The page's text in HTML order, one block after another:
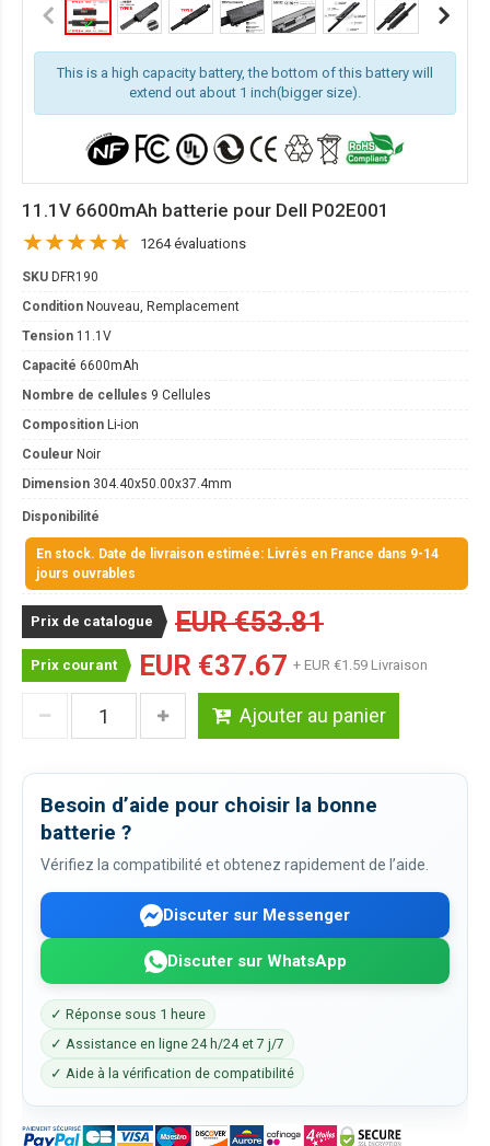
This is a high capacity battery, the bottom of this battery will
extend out about 1 inch(bigger size).
11.1V 6600mAh batterie pour Dell P02E001
1264 évaluations
SKU DFR190
Condition Nouveau, Remplacement
Tension 11.1V
Capacité 6600mAh
Nombre de cellules 9 Cellules
Composition Li-ion
Couleur Noir
Dimension 304.40x50.00x37.4mm
Disponibilité
En stock. Date de livraison estimée: Livrés en France dans 9-14
jours ouvrables
Prix de catalogue EUR €53.81
Prix courant EUR €37.67 + EUR €1.59 Livraison
Ajouter au panier
Besoin d’aide pour choisir la bonne
batterie ?
Vérifiez la compatibilité et obtenez rapidement de l’aide.
Discuter sur Messenger
Discuter sur WhatsApp
✓ Réponse sous 1 heure
✓ Assistance en ligne 24 h/24 et 7 j/7
✓ Aide à la vérification de compatibilité